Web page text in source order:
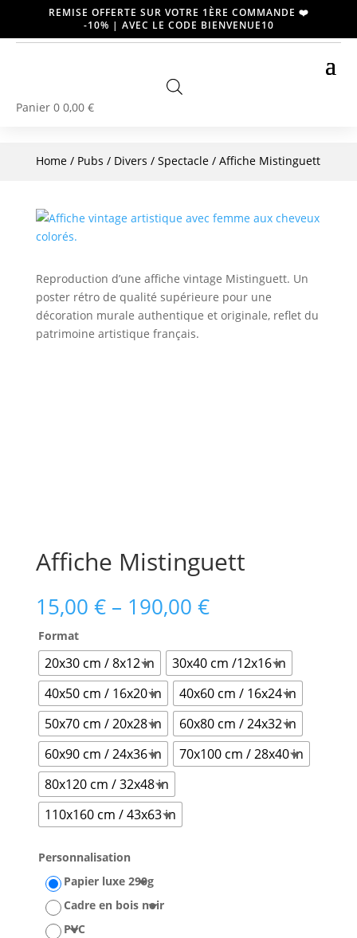
REMISE OFFERTE SUR VOTRE 1ÈRE COMMANDE ❤️
-10% | AVEC LE CODE BIENVENUE10
Panier 0 0,00 €
Home/ Pubs / Divers / Spectacle/ Affiche Mistinguett
Reproduction d’une affiche vintage Mistinguett. Un
poster rétro de qualité supérieure pour une
décoration murale authentique et originale, reflet du
patrimoine artistique français.
Affiche Mistinguett
15,00 €– 190,00 €
Format
20x30 cm / 8x12 in
30x40 cm /12x16 in
40x50 cm / 16x20 in
40x60 cm / 16x24 in
50x70 cm / 20x28 in
60x80 cm / 24x32 in
60x90 cm / 24x36 in
70x100 cm / 28x40 in
80x120 cm / 32x48 in
110x160 cm / 43x63 in
Personnalisation
Papier luxe 290g
Cadre en bois noir
PVC